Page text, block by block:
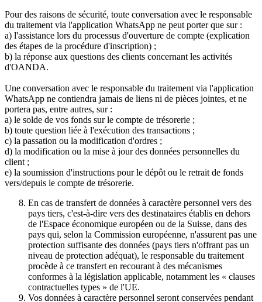
Pour des raisons de sécurité, toute conversation avec le responsable
du traitement via l'application WhatsApp ne peut porter que sur :
a) l'assistance lors du processus d'ouverture de compte (explication
des étapes de la procédure d'inscription) ;
b) la réponse aux questions des clients concernant les activités
d'OANDA.
Une conversation avec le responsable du traitement via l'application
WhatsApp ne contiendra jamais de liens ni de pièces jointes, et ne
portera pas, entre autres, sur :
a) le solde de vos fonds sur le compte de trésorerie ;
b) toute question liée à l'exécution des transactions ;
c) la passation ou la modification d'ordres ;
d) la modification ou la mise à jour des données personnelles du
client ;
e) la soumission d'instructions pour le dépôt ou le retrait de fonds
vers/depuis le compte de trésorerie.
En cas de transfert de données à caractère personnel vers des
pays tiers, c'est-à-dire vers des destinataires établis en dehors
de l'Espace économique européen ou de la Suisse, dans des
pays qui, selon la Commission européenne, n'assurent pas une
protection suffisante des données (pays tiers n'offrant pas un
niveau de protection adéquat), le responsable du traitement
procède à ce transfert en recourant à des mécanismes
conformes à la législation applicable, notamment les « clauses
contractuelles types » de l'UE.
Vos données à caractère personnel seront conservées pendant